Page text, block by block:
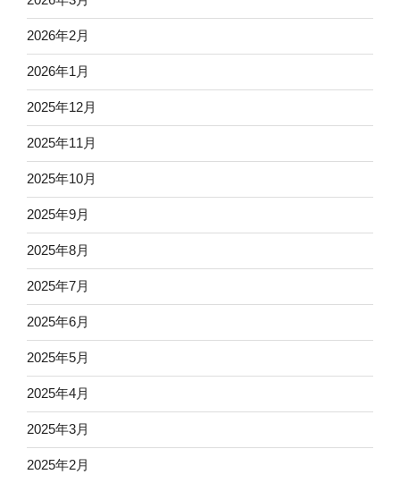
2026年2月
2026年1月
2025年12月
2025年11月
2025年10月
2025年9月
2025年8月
2025年7月
2025年6月
2025年5月
2025年4月
2025年3月
2025年2月